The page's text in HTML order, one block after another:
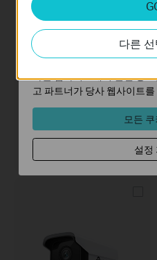
VIGI C230
VIGI 3MP Full-Color Dome
Network Camera
4 mm 렌즈 2.8 mm 렌즈
다른
분석 쿠키는 웹사이트의 기능
웹사이트에서의 사용자 활동
입니다.
마케팅 쿠키는 귀하의 관심
다른 웹사이트에서 관련 광
고 파트너가 당사 웹사이트
모든
설정